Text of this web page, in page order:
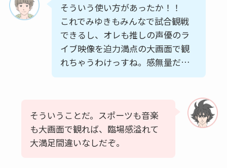
そういう使い方があったか！！
これでみゆきもみんなで試合観戦
できるし、オレも推しの声優のラ
イブ映像を迫力満点の大画面で観
れちゃうわけっすね。感無量だ…
そういうことだ。スポーツも音楽
も大画面で観れば、臨場感溢れて
大満足間違いなしだぞ。